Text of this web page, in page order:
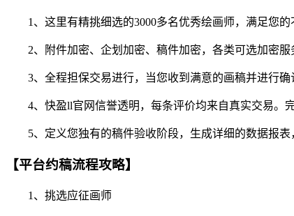
1、这里有精挑细选的3000多名优秀绘画师，满足您的
2、附件加密、企划加密、稿件加密，各类可选加密服
3、全程担保交易进行，当您收到满意的画稿并进行确
4、快盈ll官网信誉透明，每条评价均来自真实交易。完
5、定义您独有的稿件验收阶段，生成详细的数据报表
【平台约稿流程攻略】
1、挑选应征画师